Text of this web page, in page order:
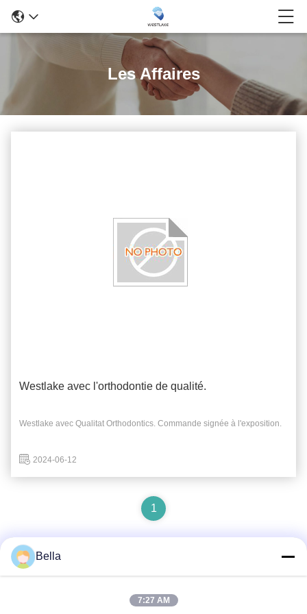
Les Affaires
Westlake avec l'orthodontie de qualité.
Westlake avec Qualitat Orthodontics. Commande signée à l'exposition.
2024-06-12
1
Bella
7:27 AM